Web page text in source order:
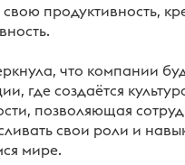
продуктивность,
что компании
где создаётся
позволяющая
свои роли и
мире.